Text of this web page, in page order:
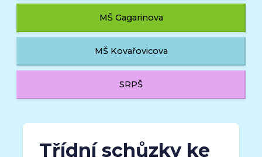
MŠ Gagarinova
MŠ Kovařovicova
SRPŠ
Třídní schůzky ke